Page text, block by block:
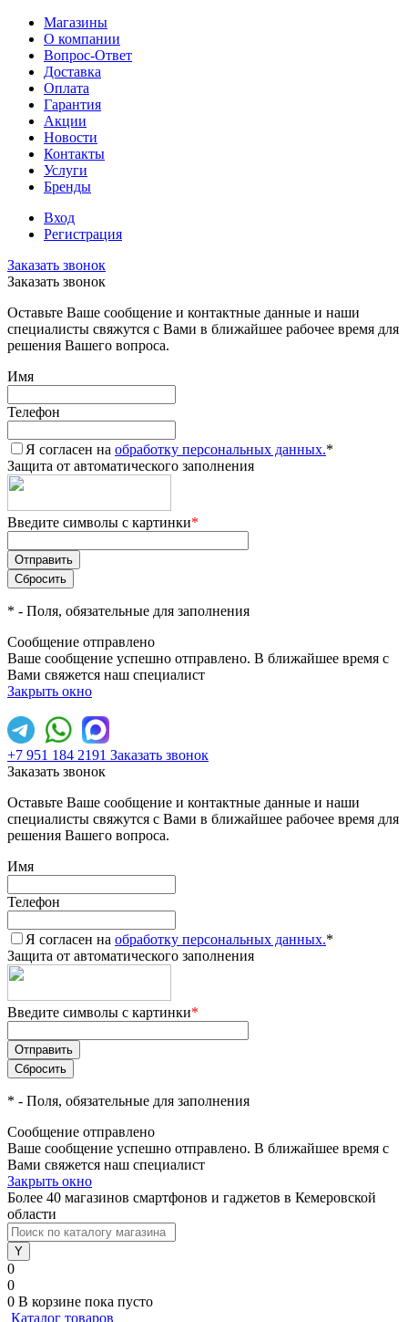
Магазины
О компании
Вопрос-Ответ
Доставка
Оплата
Гарантия
Акции
Новости
Контакты
Услуги
Бренды
Вход
Регистрация
Заказать звонок
Заказать звонок
Оставьте Ваше сообщение и контактные данные и наши
специалисты свяжутся с Вами в ближайшее рабочее время для
решения Вашего вопроса.
Имя
Телефон
Я согласен на обработку персональных данных.*
Защита от автоматического заполнения
Введите символы с картинки*
* - Поля, обязательные для заполнения
Сообщение отправлено
Ваше сообщение успешно отправлено. В ближайшее время с
Вами свяжется наш специалист
Закрыть окно
+7 951 184 2191 Заказать звонок
Заказать звонок
Оставьте Ваше сообщение и контактные данные и наши
специалисты свяжутся с Вами в ближайшее рабочее время для
решения Вашего вопроса.
Имя
Телефон
Я согласен на обработку персональных данных.*
Защита от автоматического заполнения
Введите символы с картинки*
* - Поля, обязательные для заполнения
Сообщение отправлено
Ваше сообщение успешно отправлено. В ближайшее время с
Вами свяжется наш специалист
Закрыть окно
Более 40 магазинов смартфонов и гаджетов в Кемеровской
области
0
0
0 В корзине пока пусто
Каталог товаров